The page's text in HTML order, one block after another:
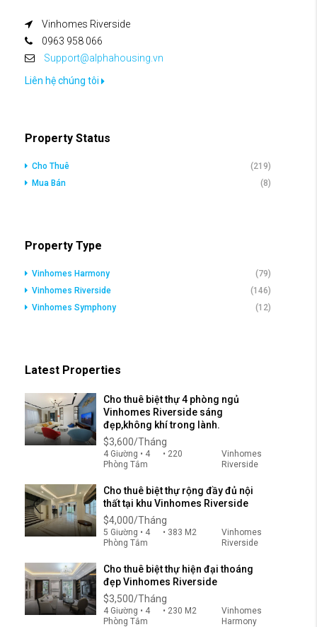
Vinhomes Riverside
0963 958 066
Support@alphahousing.vn
Liên hệ chúng tôi
Property Status
Cho Thuê
(219)
Mua Bán
(8)
Property Type
Vinhomes Harmony
(79)
Vinhomes Riverside
(146)
Vinhomes Symphony
(12)
Latest Properties
Cho thuê biệt thự 4 phòng ngủ
Vinhomes Riverside sáng
đẹp,không khí trong lành.
$3,600/Tháng
4 Giường • 4
Phòng Tắm
• 220
Vinhomes
Riverside
Cho thuê biệt thự rộng đầy đủ nội
thất tại khu Vinhomes Riverside
$4,000/Tháng
5 Giường • 4
Phòng Tắm
• 383 M2
Vinhomes
Riverside
Cho thuê biệt thự hiện đại thoáng
đẹp Vinhomes Riverside
$3,500/Tháng
4 Giường • 4
Phòng Tắm
• 230 M2
Vinhomes
Harmony